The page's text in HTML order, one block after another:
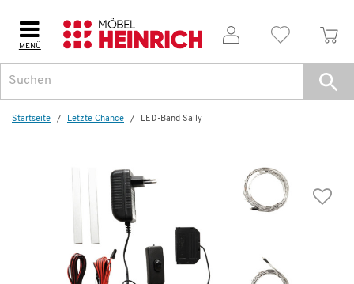
MENÜ
Startseite Letzte Chance LED-Band Sally